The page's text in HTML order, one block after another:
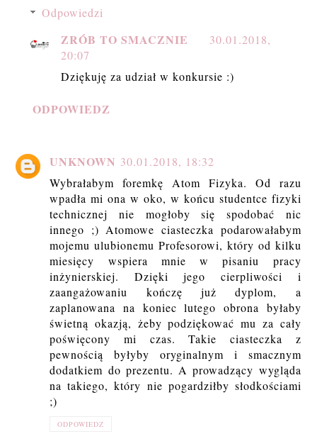
Odpowiedzi
ZRÓB TO SMACZNIE
30.01.2018,
20:07
Dziękuję za udział w konkursie :)
ODPOWIEDZ
UNKNOWN 30.01.2018, 18:32
Wybrałabym foremkę Atom Fizyka. Od razu
wpadła mi ona w oko, w końcu studentce fizyki
technicznej nie mogłoby się spodobać nic
innego ;) Atomowe ciasteczka podarowałabym
mojemu ulubionemu Profesorowi, który od kilku
miesięcy wspiera mnie w pisaniu pracy
inżynierskiej. Dzięki jego cierpliwości i
zaangażowaniu kończę już dyplom, a
zaplanowana na koniec lutego obrona byłaby
świetną okazją, żeby podziękować mu za cały
poświęcony mi czas. Takie ciasteczka z
pewnością byłyby oryginalnym i smacznym
dodatkiem do prezentu. A prowadzący wygląda
na takiego, który nie pogardziłby słodkościami
;)
ODPOWIEDZ